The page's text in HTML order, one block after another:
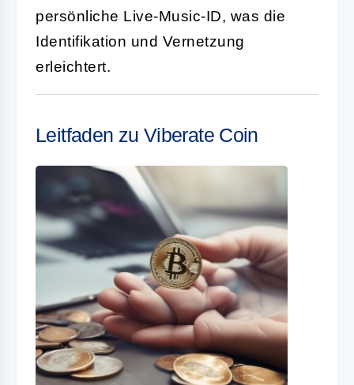
persönliche Live-Music-ID, was die
Identifikation und Vernetzung
erleichtert.
Leitfaden zu Viberate Coin